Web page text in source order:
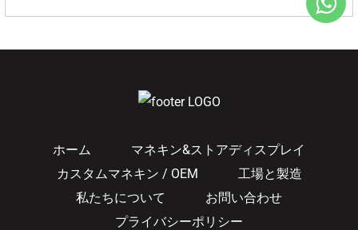
ホーム
マネキン&ストアディスプレイ
カスタムマネキン / OEM
工場と製造
私たちについて
お問い合わせ
プライバシーポリシー